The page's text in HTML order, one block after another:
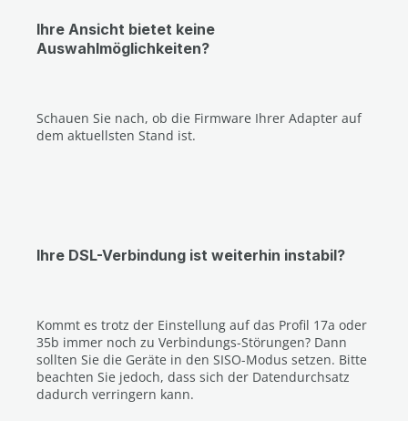
Ihre Ansicht bietet keine
Auswahlmöglichkeiten?
Schauen Sie nach, ob die Firmware Ihrer Adapter auf
dem aktuellsten Stand ist.
Ihre DSL-Verbindung ist weiterhin instabil?
Kommt es trotz der Einstellung auf das Profil 17a oder
35b immer noch zu Verbindungs-Störungen? Dann
sollten Sie die Geräte in den SISO-Modus setzen. Bitte
beachten Sie jedoch, dass sich der Datendurchsatz
dadurch verringern kann.